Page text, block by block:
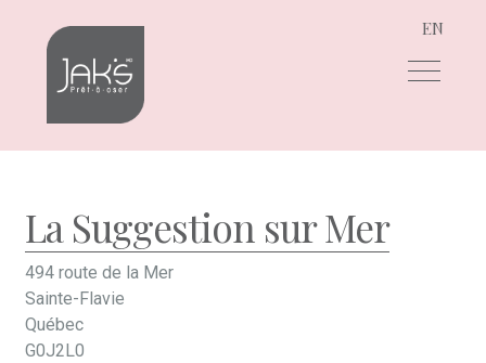
Aller
navigation
Aller
contenu
EN
La Suggestion sur Mer
494 route de la Mer
Sainte-Flavie
Québec
G0J2L0